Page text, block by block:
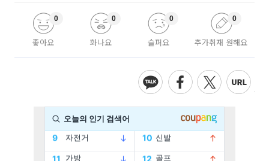
좋아요
0
화나요
0
슬퍼요
0
추가취재 원해요
0